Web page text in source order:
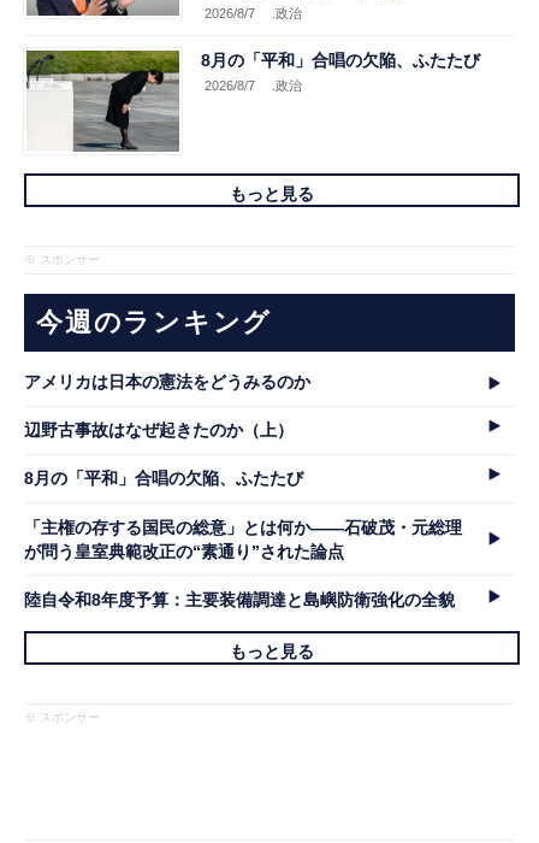
2026/8/7 .政治
8月の「平和」合唱の欠陥、ふたたび
2026/8/7 .政治
もっと見る
※ スポンサー
今週のランキング
アメリカは日本の憲法をどうみるのか
辺野古事故はなぜ起きたのか（上）
8月の「平和」合唱の欠陥、ふたたび
「主権の存する国民の総意」とは何か――石破茂・元総理
が問う皇室典範改正の“素通り”された論点
陸自令和8年度予算：主要装備調達と島嶼防衛強化の全貌
もっと見る
※ スポンサー